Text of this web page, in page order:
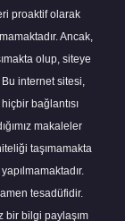
proaktif olarak
Ancak,
olup, siteye
internet sitesi,
bağlantısı
makaleler
taşımamakta
tesadüfidir.
bir bilgi paylaşım